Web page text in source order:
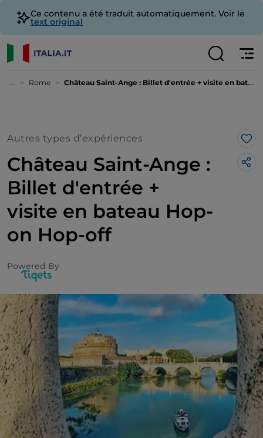
Ce contenu a été traduit automatiquement. Voir le
text original
... Rome Château Saint-Ange : Billet d'entrée + visite en bateau Hop-on Hop-off
Autres types d’expériences
Château Saint-Ange :
Billet d'entrée +
visite en bateau Hop-
on Hop-off
Powered By